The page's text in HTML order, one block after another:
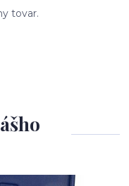
tovar.